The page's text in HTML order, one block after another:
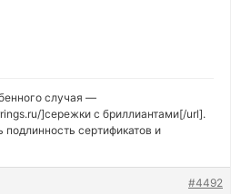
случая —
]сережки с бриллиантами[/url].
сертификатов и
#4492